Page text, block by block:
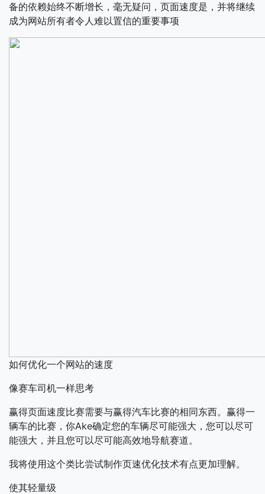
备的依赖始终不断增长，毫无疑问，页面速度是，并将继续
成为网站所有者令人难以置信的重要事项
如何优化一个网站的速度
像赛车司机一样思考
赢得页面速度比赛需要与赢得汽车比赛的相同东西。赢得一
辆车的比赛，你Ake确定您的车辆尽可能强大，您可以尽可
能强大，并且您可以尽可能高效地导航赛道。
我将使用这个类比尝试制作页速优化技术有点更加理解。
使其轻量级